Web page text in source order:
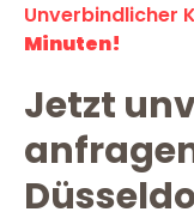
Unverbindlicher
Minuten!
Jetzt